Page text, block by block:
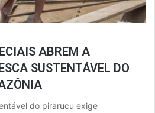
ABREM A
SUSTENTÁVEL DO
do pirarucu exige